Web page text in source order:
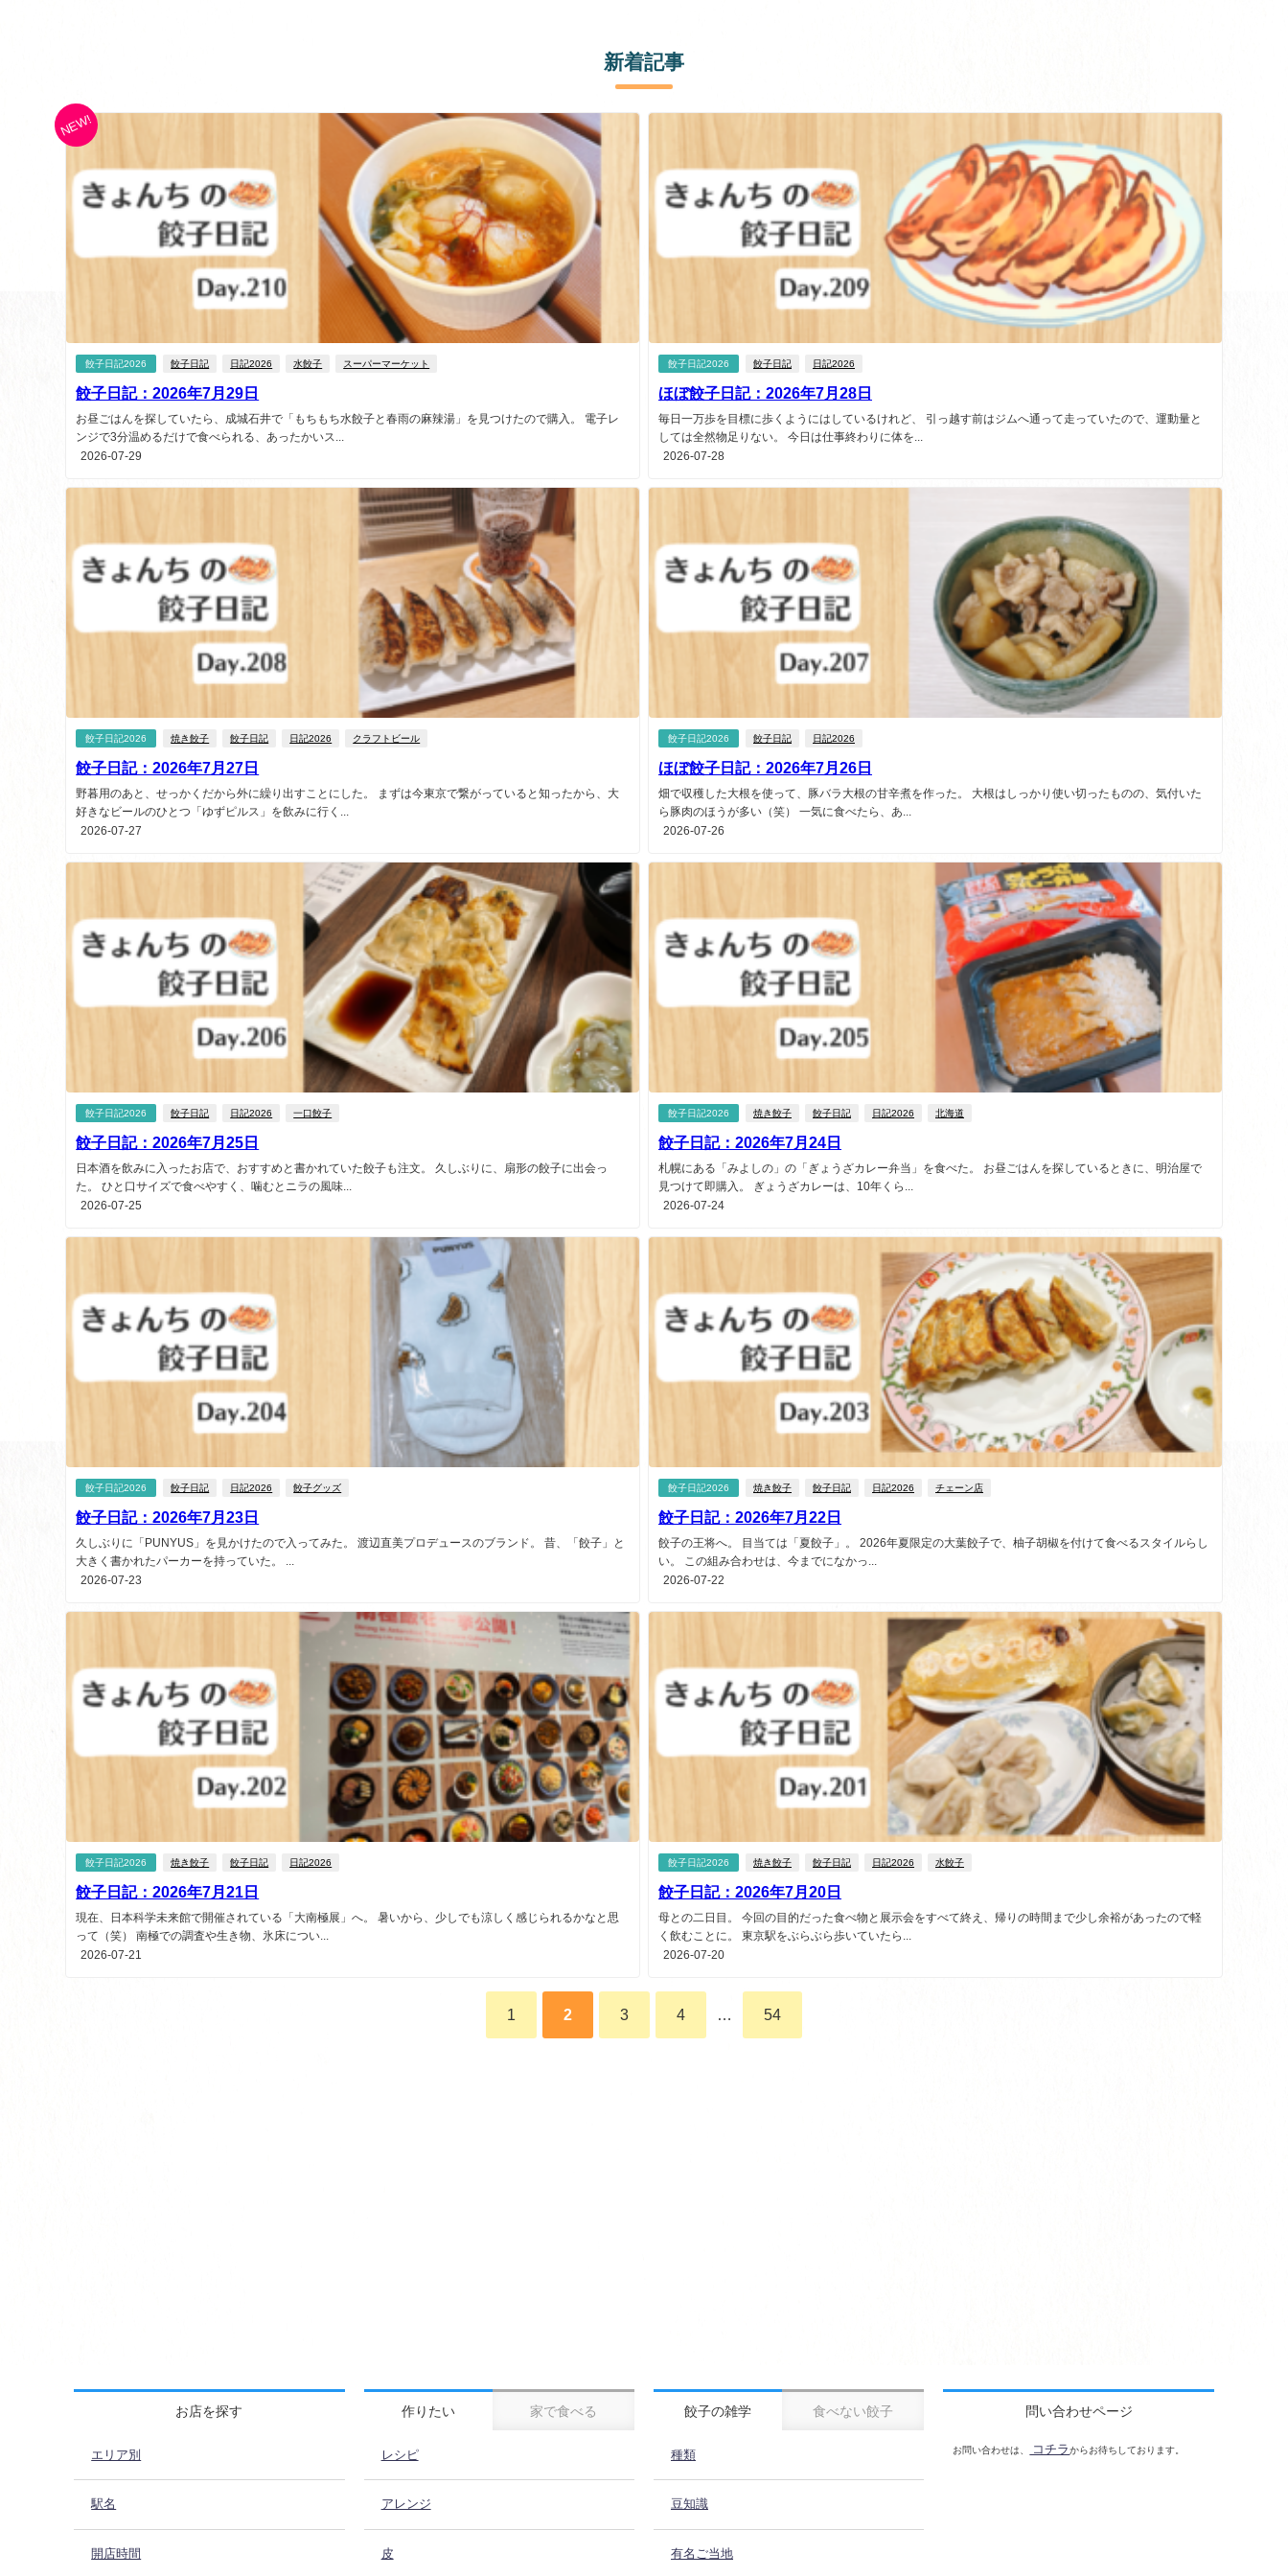
新着記事
NEW!
餃子日記2026 餃子日記 日記2026 水餃子 スーパーマーケット
餃子日記：2026年7月29日
お昼ごはんを探していたら、成城石井で「もちもち水餃子と春雨の麻辣湯」を見つけたので購入。 電子レ
ンジで3分温めるだけで食べられる、あったかいス...
2026-07-29
餃子日記2026 餃子日記 日記2026
ほぼ餃子日記：2026年7月28日
毎日一万歩を目標に歩くようにはしているけれど、 引っ越す前はジムへ通って走っていたので、運動量と
しては全然物足りない。 今日は仕事終わりに体を...
2026-07-28
餃子日記2026 焼き餃子 餃子日記 日記2026 クラフトビール
餃子日記：2026年7月27日
野暮用のあと、せっかくだから外に繰り出すことにした。 まずは今東京で繋がっていると知ったから、大
好きなビールのひとつ「ゆずピルス」を飲みに行く...
2026-07-27
餃子日記2026 餃子日記 日記2026
ほぼ餃子日記：2026年7月26日
畑で収穫した大根を使って、豚バラ大根の甘辛煮を作った。 大根はしっかり使い切ったものの、気付いた
ら豚肉のほうが多い（笑） 一気に食べたら、あ...
2026-07-26
餃子日記2026 餃子日記 日記2026 一口餃子
餃子日記：2026年7月25日
日本酒を飲みに入ったお店で、おすすめと書かれていた餃子も注文。 久しぶりに、扇形の餃子に出会っ
た。 ひと口サイズで食べやすく、噛むとニラの風味...
2026-07-25
餃子日記2026 焼き餃子 餃子日記 日記2026 北海道
餃子日記：2026年7月24日
札幌にある「みよしの」の「ぎょうざカレー弁当」を食べた。 お昼ごはんを探しているときに、明治屋で
見つけて即購入。 ぎょうざカレーは、10年くら...
2026-07-24
餃子日記2026 餃子日記 日記2026 餃子グッズ
餃子日記：2026年7月23日
久しぶりに「PUNYUS」を見かけたので入ってみた。 渡辺直美プロデュースのブランド。 昔、「餃子」と
大きく書かれたパーカーを持っていた。 ...
2026-07-23
餃子日記2026 焼き餃子 餃子日記 日記2026 チェーン店
餃子日記：2026年7月22日
餃子の王将へ。 目当ては「夏餃子」。 2026年夏限定の大葉餃子で、柚子胡椒を付けて食べるスタイルらし
い。 この組み合わせは、今までになかっ...
2026-07-22
餃子日記2026 焼き餃子 餃子日記 日記2026
餃子日記：2026年7月21日
現在、日本科学未来館で開催されている「大南極展」へ。 暑いから、少しでも涼しく感じられるかなと思
って（笑） 南極での調査や生き物、氷床につい...
2026-07-21
餃子日記2026 焼き餃子 餃子日記 日記2026 水餃子
餃子日記：2026年7月20日
母との二日目。 今回の目的だった食べ物と展示会をすべて終え、帰りの時間まで少し余裕があったので軽
く飲むことに。 東京駅をぶらぶら歩いていたら...
2026-07-20
1 2 3 4 54
お店を探す
エリア別
駅名
開店時間
作りたい 家で食べる
レシピ
アレンジ
皮
餃子の雑学 食べない餃子
種類
豆知識
有名ご当地
問い合わせページ
お問い合わせは、 コチラからお待ちしております。